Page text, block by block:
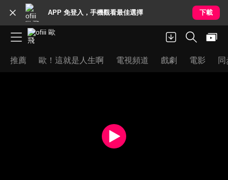
APP 免登入，手機觀看最佳選擇 下載
推薦 歐！這就是人生啊 電視頻道 戲劇 電影